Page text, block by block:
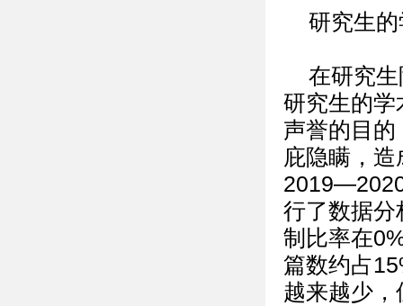
研究生
在研究
研究生的学
声誉的目
庇隐瞒，
行了数据分
制比率在
篇数约占
越来越少